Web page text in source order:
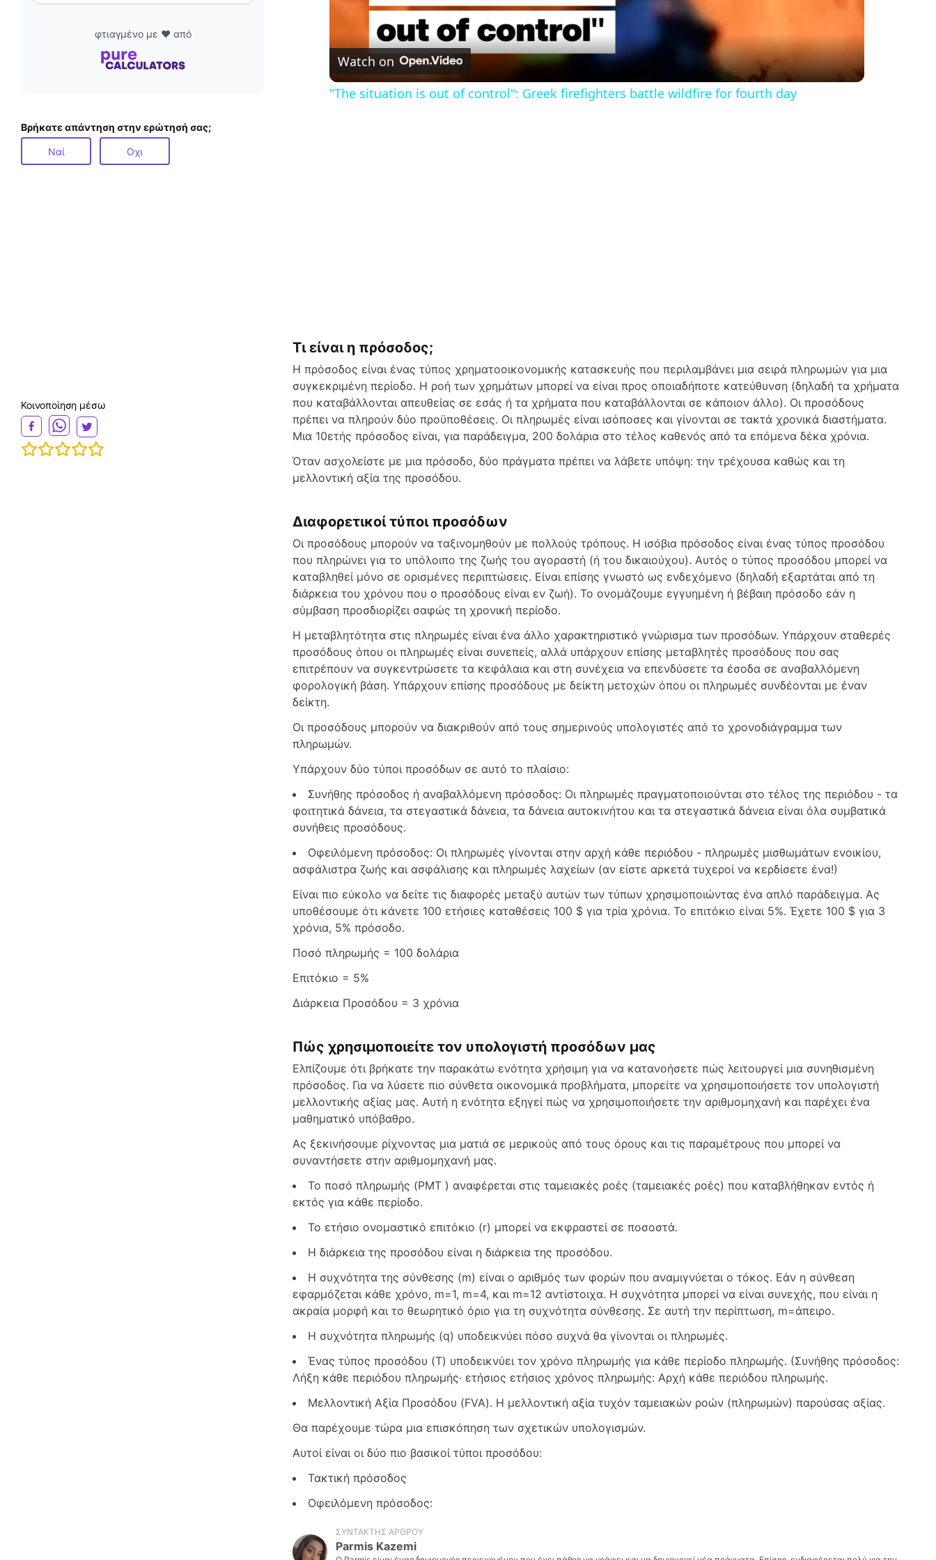
φτιαγμένο με ❤️ από
Βρήκατε απάντηση στην ερώτησή σας;
Ναί Οχι
Κοινοποίηση μέσω
a
y
Watch on
"The situation is out of control": Greek firefighters battle wildfire for fourth day
Τι είναι η πρόσοδος;
Η πρόσοδος είναι ένας τύπος χρηματοοικονομικής κατασκευής που περιλαμβάνει μια σειρά πληρωμών για μια
συγκεκριμένη περίοδο. Η ροή των χρημάτων μπορεί να είναι προς οποιαδήποτε κατεύθυνση (δηλαδή τα χρήματα
που καταβάλλονται απευθείας σε εσάς ή τα χρήματα που καταβάλλονται σε κάποιον άλλο). Οι προσόδους
πρέπει να πληρούν δύο προϋποθέσεις. Οι πληρωμές είναι ισόποσες και γίνονται σε τακτά χρονικά διαστήματα.
Μια 10ετής πρόσοδος είναι, για παράδειγμα, 200 δολάρια στο τέλος καθενός από τα επόμενα δέκα χρόνια.
Όταν ασχολείστε με μια πρόσοδο, δύο πράγματα πρέπει να λάβετε υπόψη: την τρέχουσα καθώς και τη
μελλοντική αξία της προσόδου.
Διαφορετικοί τύποι προσόδων
Οι προσόδους μπορούν να ταξινομηθούν με πολλούς τρόπους. Η ισόβια πρόσοδος είναι ένας τύπος προσόδου
που πληρώνει για το υπόλοιπο της ζωής του αγοραστή (ή του δικαιούχου). Αυτός ο τύπος προσόδου μπορεί να
καταβληθεί μόνο σε ορισμένες περιπτώσεις. Είναι επίσης γνωστό ως ενδεχόμενο (δηλαδή εξαρτάται από τη
διάρκεια του χρόνου που ο προσόδους είναι εν ζωή). Το ονομάζουμε εγγυημένη ή βέβαιη πρόσοδο εάν η
σύμβαση προσδιορίζει σαφώς τη χρονική περίοδο.
Η μεταβλητότητα στις πληρωμές είναι ένα άλλο χαρακτηριστικό γνώρισμα των προσόδων. Υπάρχουν σταθερές
προσόδους όπου οι πληρωμές είναι συνεπείς, αλλά υπάρχουν επίσης μεταβλητές προσόδους που σας
επιτρέπουν να συγκεντρώσετε τα κεφάλαια και στη συνέχεια να επενδύσετε τα έσοδα σε αναβαλλόμενη
φορολογική βάση. Υπάρχουν επίσης προσόδους με δείκτη μετοχών όπου οι πληρωμές συνδέονται με έναν
δείκτη.
Οι προσόδους μπορούν να διακριθούν από τους σημερινούς υπολογιστές από το χρονοδιάγραμμα των
πληρωμών.
Υπάρχουν δύο τύποι προσόδων σε αυτό το πλαίσιο:
Συνήθης πρόσοδος ή αναβαλλόμενη πρόσοδος: Οι πληρωμές πραγματοποιούνται στο τέλος της περιόδου - τα
φοιτητικά δάνεια, τα στεγαστικά δάνεια, τα δάνεια αυτοκινήτου και τα στεγαστικά δάνεια είναι όλα συμβατικά
συνήθεις προσόδους.
Οφειλόμενη πρόσοδος: Οι πληρωμές γίνονται στην αρχή κάθε περιόδου - πληρωμές μισθωμάτων ενοικίου,
ασφάλιστρα ζωής και ασφάλισης και πληρωμές λαχείων (αν είστε αρκετά τυχεροί να κερδίσετε ένα!)
Είναι πιο εύκολο να δείτε τις διαφορές μεταξύ αυτών των τύπων χρησιμοποιώντας ένα απλό παράδειγμα. Ας
υποθέσουμε ότι κάνετε 100 ετήσιες καταθέσεις 100 $ για τρία χρόνια. Το επιτόκιο είναι 5%. Έχετε 100 $ για 3
χρόνια, 5% πρόσοδο.
Ποσό πληρωμής = 100 δολάρια
Επιτόκιο = 5%
Διάρκεια Προσόδου = 3 χρόνια
Πώς χρησιμοποιείτε τον υπολογιστή προσόδων μας
Ελπίζουμε ότι βρήκατε την παρακάτω ενότητα χρήσιμη για να κατανοήσετε πώς λειτουργεί μια συνηθισμένη
πρόσοδος. Για να λύσετε πιο σύνθετα οικονομικά προβλήματα, μπορείτε να χρησιμοποιήσετε τον υπολογιστή
μελλοντικής αξίας μας. Αυτή η ενότητα εξηγεί πώς να χρησιμοποιήσετε την αριθμομηχανή και παρέχει ένα
μαθηματικό υπόβαθρο.
Ας ξεκινήσουμε ρίχνοντας μια ματιά σε μερικούς από τους όρους και τις παραμέτρους που μπορεί να
συναντήσετε στην αριθμομηχανή μας.
Το ποσό πληρωμής (PMT ) αναφέρεται στις ταμειακές ροές (ταμειακές ροές) που καταβλήθηκαν εντός ή
εκτός για κάθε περίοδο.
Το ετήσιο ονομαστικό επιτόκιο (r) μπορεί να εκφραστεί σε ποσοστά.
Η διάρκεια της προσόδου είναι η διάρκεια της προσόδου.
Η συχνότητα της σύνθεσης (m) είναι ο αριθμός των φορών που αναμιγνύεται ο τόκος. Εάν η σύνθεση
εφαρμόζεται κάθε χρόνο, m=1, m=4, και m=12 αντίστοιχα. Η συχνότητα μπορεί να είναι συνεχής, που είναι η
ακραία μορφή και το θεωρητικό όριο για τη συχνότητα σύνθεσης. Σε αυτή την περίπτωση, m=άπειρο.
Η συχνότητα πληρωμής (q) υποδεικνύει πόσο συχνά θα γίνονται οι πληρωμές.
Ένας τύπος προσόδου (T) υποδεικνύει τον χρόνο πληρωμής για κάθε περίοδο πληρωμής. (Συνήθης πρόσοδος:
Λήξη κάθε περιόδου πληρωμής· ετήσιος ετήσιος χρόνος πληρωμής: Αρχή κάθε περιόδου πληρωμής.
Μελλοντική Αξία Προσόδου (FVA). Η μελλοντική αξία τυχόν ταμειακών ροών (πληρωμών) παρούσας αξίας.
Θα παρέχουμε τώρα μια επισκόπηση των σχετικών υπολογισμών.
Αυτοί είναι οι δύο πιο βασικοί τύποι προσόδου:
Τακτική πρόσοδος
Οφειλόμενη πρόσοδος:
ΣΥΝΤΆΚΤΗΣ ΆΡΘΡΟΥ
Parmis Kazemi